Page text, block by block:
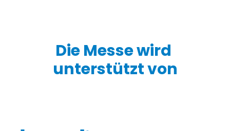
Die Messe wird
unterstützt von